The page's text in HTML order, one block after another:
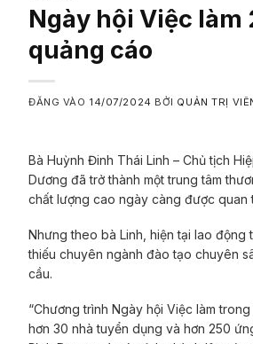
Ngày hội Việc
quảng cáo
ĐĂNG VÀO 14/07/2024 BỞI QUẢN TRỊ
Bà Huỳnh Đinh Thái Linh – Chủ tịch
Dương đã trở thành một trung tâm
chất lượng cao ngày càng được quan
Nhưng theo bà Linh, hiện tại lao
thiếu chuyên ngành đào tạo chuyên
cầu.
“Chương trình Ngày hội Việc làm
hơn 30 nhà tuyển dụng và hơn 250